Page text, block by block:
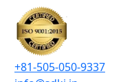
+81-505-050-9337